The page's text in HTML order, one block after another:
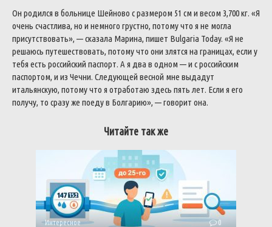
Он родился в больнице Шейново с размером 51 см и весом 3,700 кг. «Я
очень счастлива, но и немного грустно, потому что я не могла
присутствовать», — сказала Марина, пишет Bulgaria Today. «Я не
решаюсь путешествовать, потому что они злятся на границах, если у
тебя есть российский паспорт. А я два в одном — и с российским
паспортом, и из Чечни. Следующей весной мне выдадут
итальянскую, потому что я отработаю здесь пять лет. Если я его
получу, то сразу же поеду в Болгарию», — говорит она.
Читайте так же
Интересное 0